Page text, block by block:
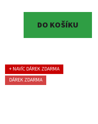
DO KOŠÍKU
+ NAVÍC DÁREK ZDARMA
DÁREK ZDARMA